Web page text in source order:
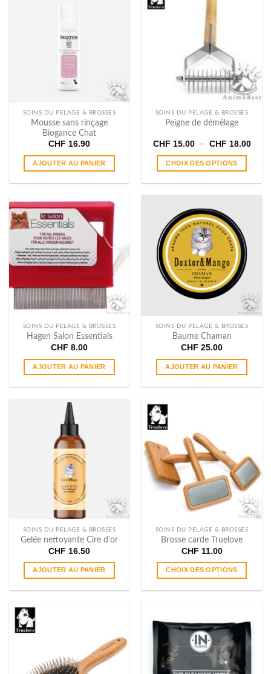
variations.
Les
options
peuvent
être
choisies
sur
page
du
SOINS DU PELAGE & BROSSES
Mousse sans rinçage
Biogance Chat
CHF 16.90
AJOUTER AU PANIER
SOINS DU PELAGE & BROSSES
Peigne de démêlage
CHF 15.00 – CHF 18.00Plage
CHF
CHOIX DES OPTIONS
plusieurs
variations.
Les
options
peuvent
être
choisies
sur
page
du
produit
SOINS DU PELAGE & BROSSES
Hagen Salon Essentials
CHF 8.00
AJOUTER AU PANIER
SOINS DU PELAGE & BROSSES
Baume Chaman
CHF 25.00
AJOUTER AU PANIER
SOINS DU PELAGE & BROSSES
Gelée nettoyante Cire d’or
CHF 16.50
AJOUTER AU PANIER
SOINS DU PELAGE & BROSSES
Brosse carde Truelove
CHF 11.00
CHOIX DES OPTIONS
variations.
Les
options
peuvent